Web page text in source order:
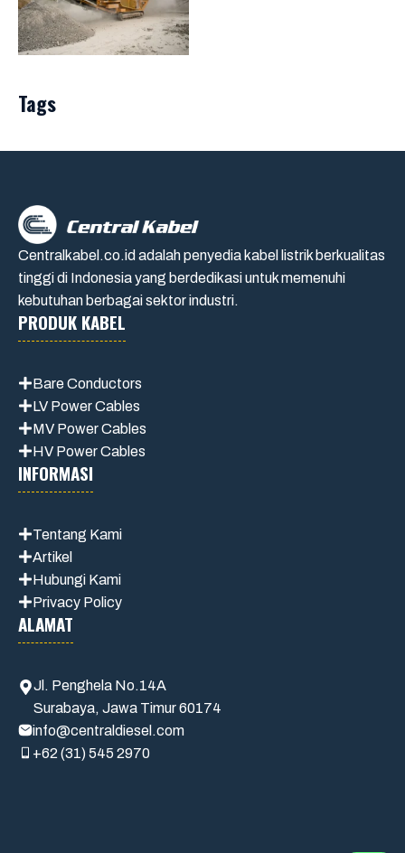
Tags
Centralkabel.co.id adalah penyedia kabel listrik berkualitas
tinggi di Indonesia yang berdedikasi untuk memenuhi
kebutuhan berbagai sektor industri.
PRODUK KABEL
Bare Conductors
LV Power Cables
MV Power Cables
HV Power Cables
INFORMASI
Tentang Kami
Artikel
Hubungi Kami
Privacy Policy
ALAMAT
Jl. Penghela No.14A
Surabaya, Jawa Timur 60174
info@centraldiesel.com
+62 (31) 545 2970